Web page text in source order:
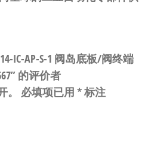
IC-AP-S-1 阀岛底板/阀终端
的评价者
必填项已用 *标注